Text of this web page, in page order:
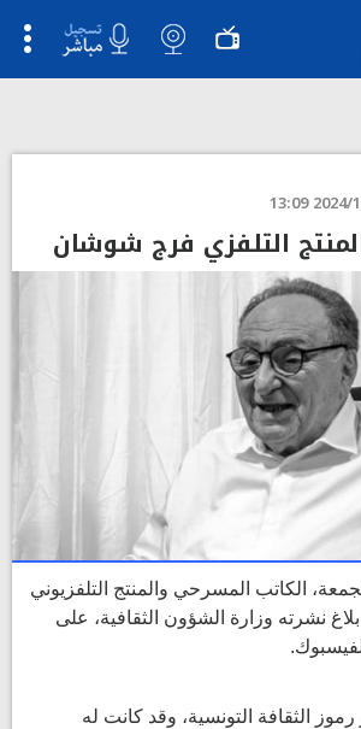
2024/12/
التلفزي فرج شوشان
الكاتب المسرحي والمنتج التلفزيوني
نشرته وزارة الشؤون الثقافية، على
رموز الثقافة التونسية، وقد كانت له